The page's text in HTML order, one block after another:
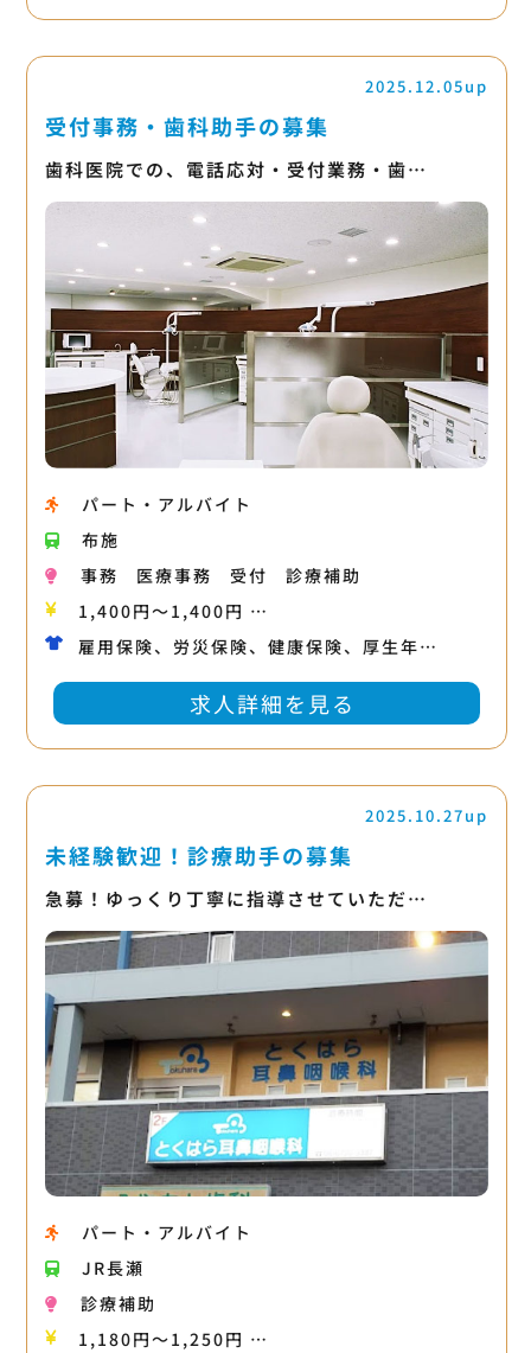
2025.12.05up
受付事務・歯科助手の募集
歯科医院での、電話応対・受付業務・歯…
パート・アルバイト
布施
事務
医療事務 受付
診療補助
1,400円〜1,400円 …
雇用保険、労災保険、健康保険、厚生年…
求人詳細を見る
2025.10.27up
未経験歓迎！診療助手の募集
急募！ゆっくり丁寧に指導させていただ…
パート・アルバイト
JR長瀬
診療補助
1,180円〜1,250円 …